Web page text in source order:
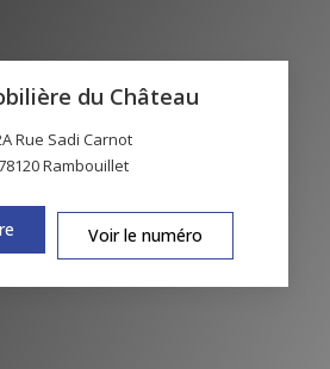
du Château
Rue Sadi Carnot
Rambouillet
Voir le numéro